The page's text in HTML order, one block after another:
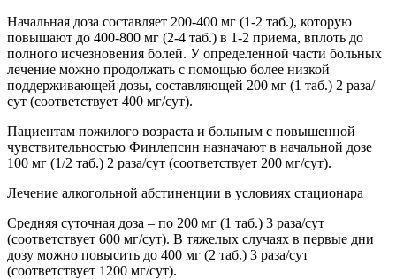
Начальная доза составляет 200-400 мг (1-2 таб.), которую
повышают до 400-800 мг (2-4 таб.) в 1-2 приема, вплоть до
полного исчезновения болей. У определенной части больных
лечение можно продолжать с помощью более низкой
поддерживающей дозы, составляющей 200 мг (1 таб.) 2 раза/
сут (соответствует 400 мг/сут).
Пациентам пожилого возраста и больным с повышенной
чувствительностью Финлепсин назначают в начальной дозе
100 мг (1/2 таб.) 2 раза/сут (соответствует 200 мг/сут).
Лечение алкогольной абстиненции в условиях стационара
Средняя суточная доза – по 200 мг (1 таб.) 3 раза/сут
(соответствует 600 мг/сут). В тяжелых случаях в первые дни
дозу можно повысить до 400 мг (2 таб.) 3 раза/сут
(соответствует 1200 мг/сут).